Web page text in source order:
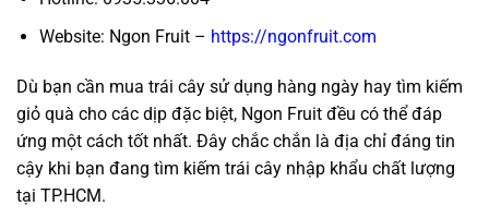
Website: Ngon Fruit – https://ngonfruit.com
Dù bạn cần mua trái cây sử dụng hàng ngày hay tìm kiếm
giỏ quà cho các dịp đặc biệt, Ngon Fruit đều có thể đáp
ứng một cách tốt nhất. Đây chắc chắn là địa chỉ đáng tin
cậy khi bạn đang tìm kiếm trái cây nhập khẩu chất lượng
tại TP.HCM.